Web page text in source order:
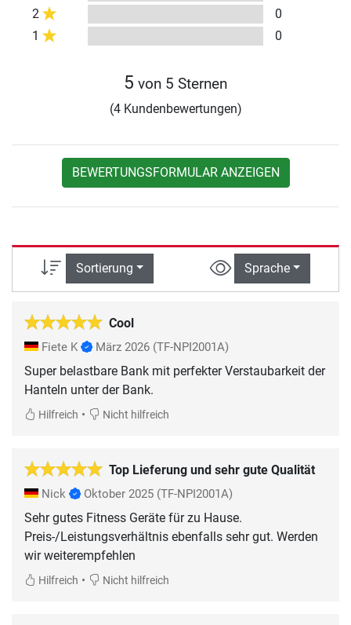
2
0
1
0
5 von 5 Sternen
(4 Kundenbewertungen)
BEWERTUNGSFORMULAR ANZEIGEN
Sortierung Sprache
Cool
Fiete K März 2026 (TF-NPI2001A)
Super belastbare Bank mit perfekter Verstaubarkeit der
Hanteln unter der Bank.
Hilfreich • Nicht hilfreich
Top Lieferung und sehr gute Qualität
Nick Oktober 2025 (TF-NPI2001A)
Sehr gutes Fitness Geräte für zu Hause.
Preis-/Leistungsverhältnis ebenfalls sehr gut. Werden
wir weiterempfehlen
Hilfreich • Nicht hilfreich